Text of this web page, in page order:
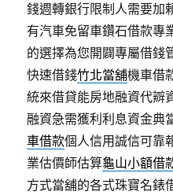
錢週轉銀行限制人需要加
有汽車免留車鑽石借款專
的選擇為您開闢專屬借錢
快速借錢竹北當舖機車借
統來借貸能房地融資代辧
融資急需獲利利息資金典
車借款個人信用誠信可靠
業估價師估算龜山小額借
方式當舖的各式珠寶名錶